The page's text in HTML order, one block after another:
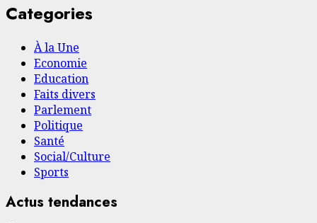
Categories
À la Une
Economie
Education
Faits divers
Parlement
Politique
Santé
Social/Culture
Sports
Actus tendances